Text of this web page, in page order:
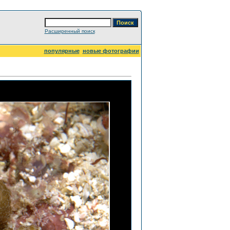
Расширенный поиск
популярные новые фотографии